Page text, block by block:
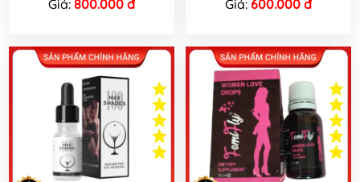
Giá: 800.000 đ Giá: 600.000 đ